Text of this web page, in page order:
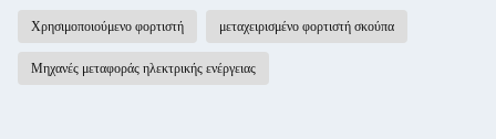
Χρησιμοποιούμενο φορτιστή μεταχειρισμένο φορτιστή σκούπα
Μηχανές μεταφοράς ηλεκτρικής ενέργειας